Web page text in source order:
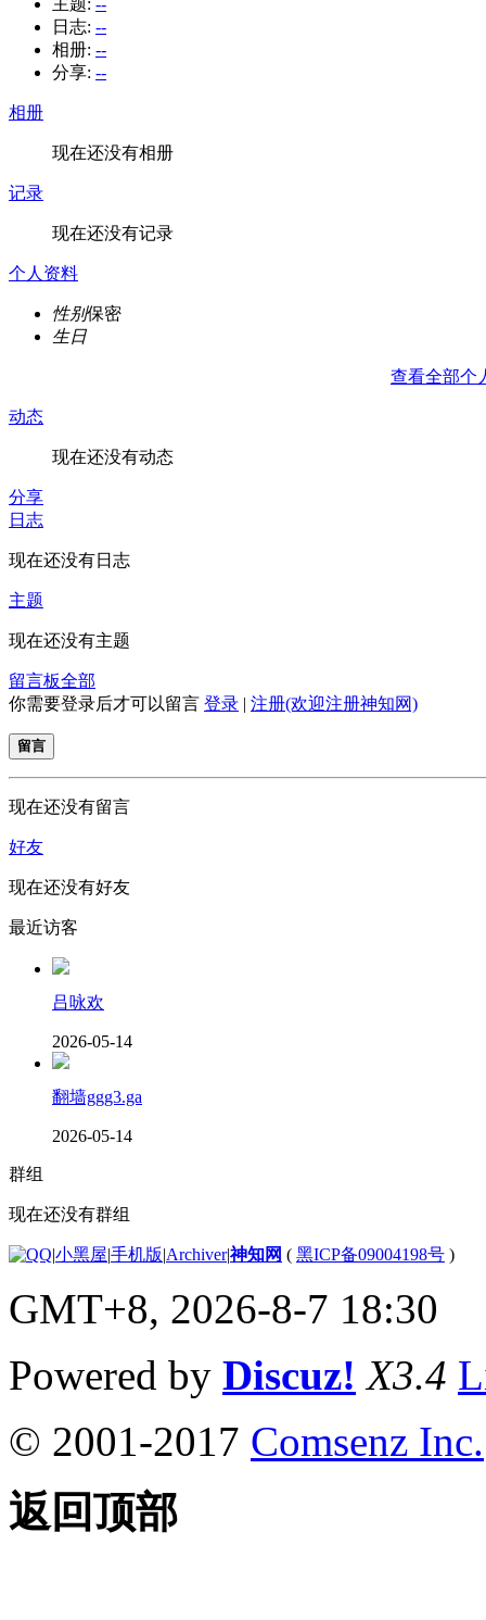
日志: --
相册: --
分享: --
相册
现在还没有相册
记录
现在还没有记录
个人资料
性别保密
生日
查看全部个
动态
现在还没有动态
分享
日志
现在还没有日志
主题
现在还没有主题
留言板全部
你需要登录后才可以留言 登录 | 注册(欢迎注册神知网)
留言
现在还没有留言
好友
现在还没有好友
最近访客
吕咏欢
2026-05-14
翻墙ggg3.ga
2026-05-14
群组
现在还没有群组
|小黑屋|手机版|Archiver|神知网 ( 黑ICP备09004198号 )
GMT+8, 2026-8-7 18:30
Powered by Discuz! X3.4
© 2001-2017 Comsenz Inc.
返回顶部